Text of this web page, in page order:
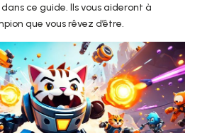
ce guide. Ils vous aideront à
que vous rêvez d’être.